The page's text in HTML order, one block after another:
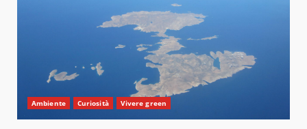
Ambiente Curiosità Vivere green